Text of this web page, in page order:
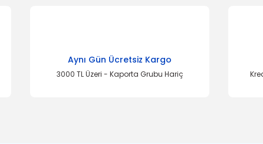
Aynı Gün Ücretsiz Kargo
3000 TL Üzeri - Kaporta Grubu Hariç